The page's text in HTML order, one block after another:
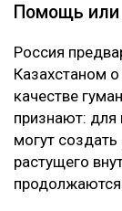
Помощь или
Россия
Казахстаном
качестве
признают: для
могут
растущего
продолжаются.